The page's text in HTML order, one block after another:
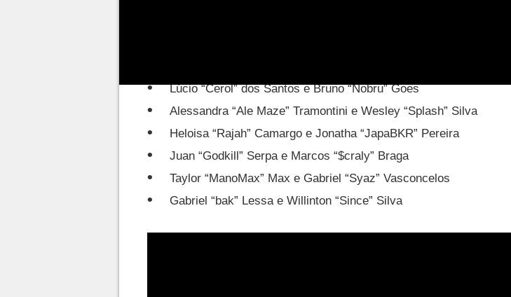
Lúcio “Cerol” dos Santos e Bruno “Nobru” Goes
Alessandra “Ale Maze” Tramontini e Wesley “Splash” Silva
Heloisa “Rajah” Camargo e Jonatha “JapaBKR” Pereira
Juan “Godkill” Serpa e Marcos “$craly” Braga
Taylor “ManoMax” Max e Gabriel “Syaz” Vasconcelos
Gabriel “bak” Lessa e Willinton “Since” Silva